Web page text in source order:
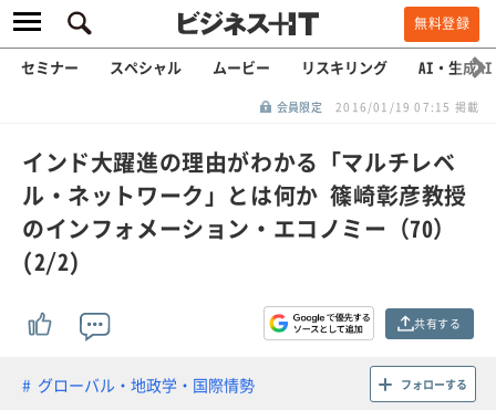
無料登録
セミナー スペシャル ムービー リスキリング AI・生成AI
会員限定 2016/01/19 07:15 掲載
インド大躍進の理由がわかる「マルチレベ
ル・ネットワーク」とは何か 篠崎彰彦教授
のインフォメーション・エコノミー（70）
(2/2)
共有する
グローバル・地政学・国際情勢 フォローする